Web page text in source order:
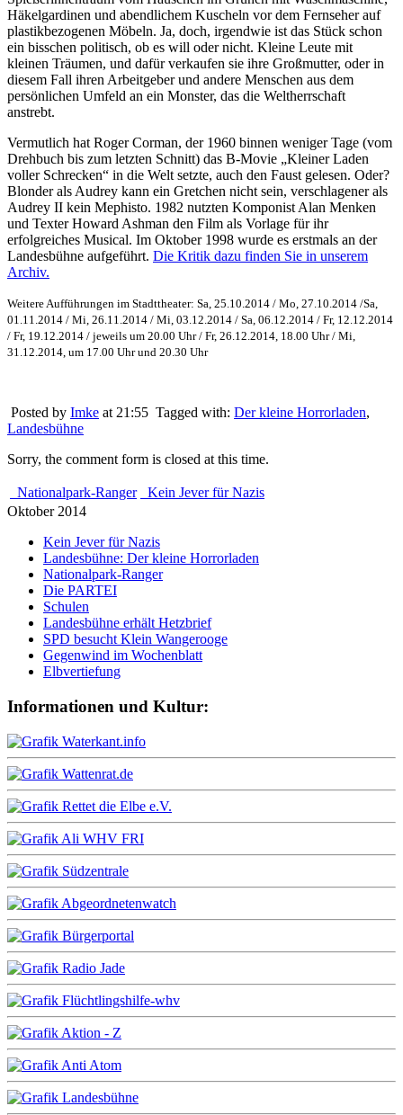
Häkelgardinen und abendlichem Kuscheln vor dem Fernseher auf
plastikbezogenen Möbeln. Ja, doch, irgendwie ist das Stück schon
ein bisschen politisch, ob es will oder nicht. Kleine Leute mit
kleinen Träumen, und dafür verkaufen sie ihre Großmutter, oder in
diesem Fall ihren Arbeitgeber und andere Menschen aus dem
persönlichen Umfeld an ein Monster, das die Weltherrschaft
anstrebt.
Vermutlich hat Roger Corman, der 1960 binnen weniger Tage (vom
Drehbuch bis zum letzten Schnitt) das B-Movie „Kleiner Laden
voller Schrecken“ in die Welt setzte, auch den Faust gelesen. Oder?
Blonder als Audrey kann ein Gretchen nicht sein, verschlagener als
Audrey II kein Mephisto. 1982 nutzten Komponist Alan Menken
und Texter Howard Ashman den Film als Vorlage für ihr
erfolgreiches Musical. Im Oktober 1998 wurde es erstmals an der
Landesbühne aufgeführt. Die Kritik dazu finden Sie in unserem
Archiv.
Weitere Aufführungen im Stadttheater: Sa, 25.10.2014 / Mo, 27.10.2014 /Sa,
01.11.2014 / Mi, 26.11.2014 / Mi, 03.12.2014 / Sa, 06.12.2014 / Fr, 12.12.2014
/ Fr, 19.12.2014 / jeweils um 20.00 Uhr / Fr, 26.12.2014, 18.00 Uhr / Mi,
31.12.2014, um 17.00 Uhr und 20.30 Uhr
Posted by Imke at 21:55 Tagged with: Der kleine Horrorladen,
Landesbühne
Sorry, the comment form is closed at this time.
Nationalpark-Ranger
Kein Jever für Nazis
Oktober 2014
Kein Jever für Nazis
Landesbühne: Der kleine Horrorladen
Nationalpark-Ranger
Die PARTEI
Schulen
Landesbühne erhält Hetzbrief
SPD besucht Klein Wangerooge
Gegenwind im Wochenblatt
Elbvertiefung
Informationen und Kultur: